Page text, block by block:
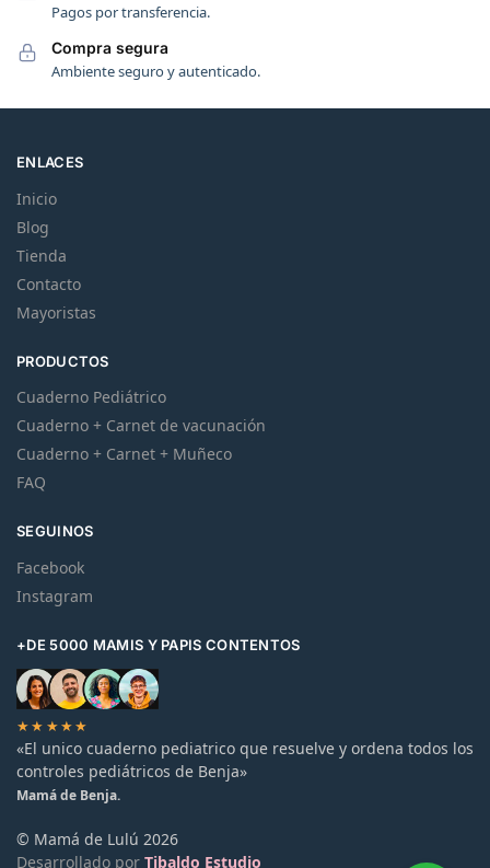
Pagos por transferencia.
Compra segura
Ambiente seguro y autenticado.
ENLACES
Inicio
Blog
Tienda
Contacto
Mayoristas
PRODUCTOS
Cuaderno Pediátrico
Cuaderno + Carnet de vacunación
Cuaderno + Carnet + Muñeco
FAQ
SEGUINOS
Facebook
Instagram
+DE 5000 MAMIS Y PAPIS CONTENTOS
★★★★★
«El unico cuaderno pediatrico que resuelve y ordena todos los
controles pediátricos de Benja»
Mamá de Benja.
© Mamá de Lulú 2026
Desarrollado por Tibaldo Estudio